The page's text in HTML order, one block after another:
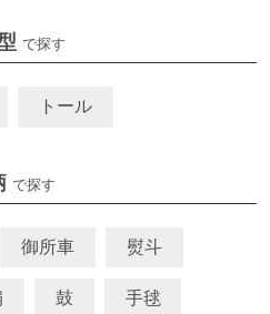
で探す
トール
で探す
御所車 熨斗
鼓 手毬